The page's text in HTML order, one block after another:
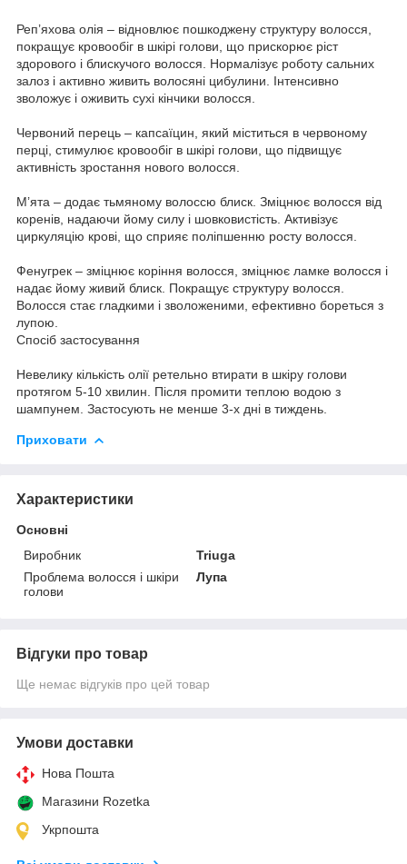
Реп’яхова олія – відновлює пошкоджену структуру волосся,
покращує кровообіг в шкірі голови, що прискорює ріст
здорового і блискучого волосся. Нормалізує роботу сальних
залоз і активно живить волосяні цибулини. Інтенсивно
зволожує і оживить сухі кінчики волосся.
Червоний перець – капсаїцин, який міститься в червоному
перці, стимулює кровообіг в шкірі голови, що підвищує
активність зростання нового волосся.
М’ята – додає тьмяному волоссю блиск. Зміцнює волосся від
коренів, надаючи йому силу і шовковистість. Активізує
циркуляцію крові, що сприяє поліпшенню росту волосся.
Фенугрек – зміцнює коріння волосся, зміцнює ламке волосся і
надає йому живий блиск. Покращує структуру волосся.
Волосся стає гладкими і зволоженими, ефективно бореться з
лупою.
Спосіб застосування
Невелику кількість олії ретельно втирати в шкіру голови
протягом 5-10 хвилин. Після промити теплою водою з
шампунем. Застосують не менше 3-х дні в тиждень.
Приховати
Характеристики
Основні
Виробник
Triuga
Проблема волосся і шкіри
голови
Лупа
Відгуки про товар
Ще немає відгуків про цей товар
Умови доставки
Нова Пошта
Магазини Rozetka
Укрпошта